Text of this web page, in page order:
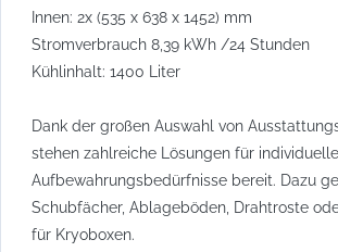
Innen: 2x (535 x 638 x 1452) mm
Stromverbrauch 8,39 kWh /24 Stunden
Kühlinhalt: 1400 Liter
Dank der großen Auswahl von
stehen zahlreiche Lösungen für individuelle
Aufbewahrungsbedürfnisse bereit. Dazu
Schubfächer, Ablageböden, Drahtroste
für Kryoboxen.